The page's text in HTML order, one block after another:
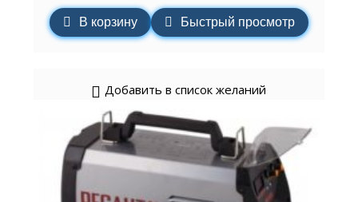
В корзину Быстрый просмотр
Добавить в список желаний